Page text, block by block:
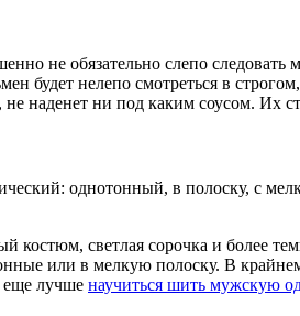
не обязательно слепо
будет нелепо смотреться в
не наденет ни под каким соусом. Их
однотонный, в полоску, с
костюм, светлая сорочка и более
или в мелкую полоску. В
еще лучше научиться шить мужскую